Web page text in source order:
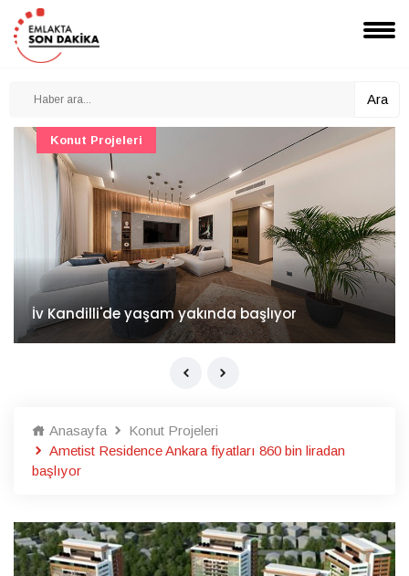
Ara
İv Kandilli'de yaşam yakında başlıyor
Konut Projeleri
Anasayfa
Konut Projeleri
Ametist Residence Ankara fiyatları 860 bin liradan
başlıyor